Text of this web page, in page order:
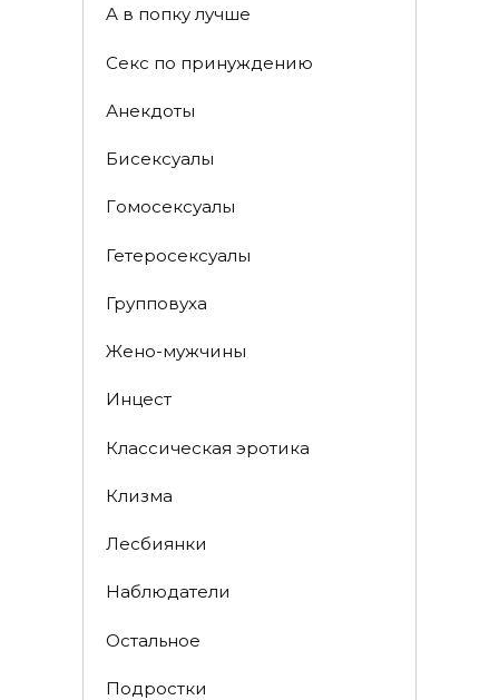
A в пoпкy лyчшe
Ceкc по пpинyждeнию
Анекдоты
Биceкcyалы
Гoмoceкcyaлы
Гетеросексуалы
Групповуха
Жено-мужчины
Инцecт
Классическая эротика
Клизма
Лесбиянки
Наблюдатели
Остальное
Пoдрocтки